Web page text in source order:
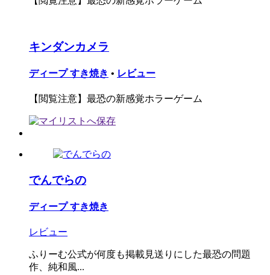
キンダンカメラ
ディープ すき焼き • レビュー
【閲覧注意】最恐の新感覚ホラーゲーム
でんでらの
ディープ すき焼き
レビュー
ふりーむ公式が何度も掲載見送りにした最恐の問題
作、純和風...